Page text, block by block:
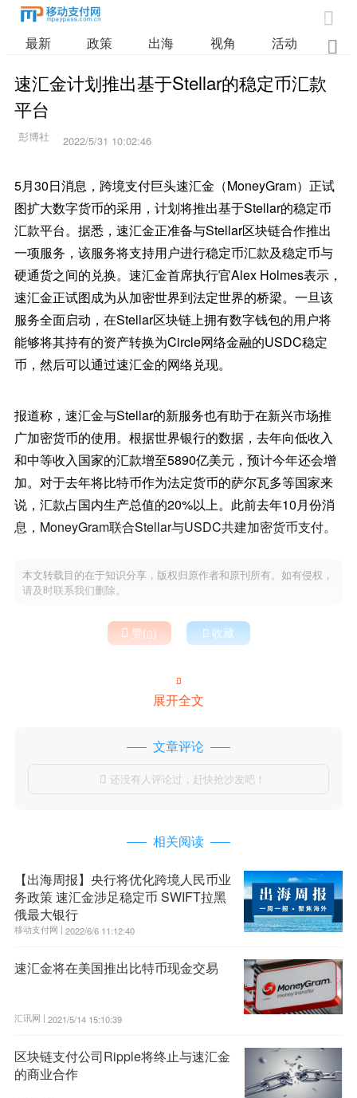

最新 政策 出海 视角 活动 业

速汇金计划推出基于Stellar的稳定币汇款
平台
2022/5/31 10:02:46
5月30日消息，跨境支付巨头速汇金（MoneyGram）正试
图扩大数字货币的采用，计划将推出基于Stellar的稳定币
汇款平台。据悉，速汇金正准备与Stellar区块链合作推出
一项服务，该服务将支持用户进行稳定币汇款及稳定币与
硬通货之间的兑换。速汇金首席执行官Alex Holmes表示，
速汇金正试图成为从加密世界到法定世界的桥梁。一旦该
服务全面启动，在Stellar区块链上拥有数字钱包的用户将
能够将其持有的资产转换为Circle网络金融的USDC稳定
币，然后可以通过速汇金的网络兑现。
报道称，速汇金与Stellar的新服务也有助于在新兴市场推
广加密货币的使用。根据世界银行的数据，去年向低收入
和中等收入国家的汇款增至5890亿美元，预计今年还会增
加。对于去年将比特币作为法定货币的萨尔瓦多等国家来
说，汇款占国内生产总值的20%以上。此前去年10月份消
息，MoneyGram联合Stellar与USDC共建加密货币支付。
本文转载目的在于知识分享，版权归原作者和原刊所有。如有侵权，
请及时联系我们删除。
 赞()  收藏

展开全文
文章评论
 还没有人评论过，赶快抢沙发吧！
相关阅读
【出海周报】央行将优化跨境人民币业
务政策 速汇金涉足稳定币 SWIFT拉黑
俄最大银行
移动支付网 | 2022/6/6 11:12:40
速汇金将在美国推出比特币现金交易
汇讯网 | 2021/5/14 15:10:39
区块链支付公司Ripple将终止与速汇金
的商业合作